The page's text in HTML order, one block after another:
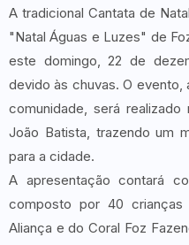
A tradicional Cantata de
"Natal Águas e Luzes" de
este domingo, 22 de
devido às chuvas. O
comunidade, será
João Batista, trazendo um
para a cidade.
A apresentação contará
composto por 40 crianças
Aliança e do Coral Foz